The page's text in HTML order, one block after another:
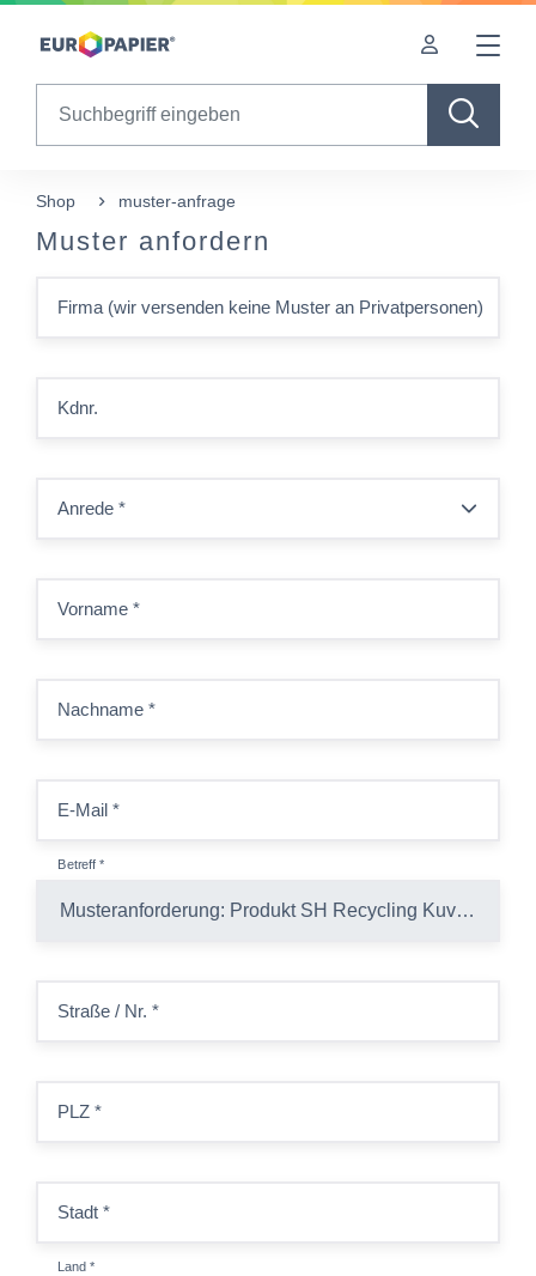
Table Of Content
Shop muster-anfrage
Muster anfordern
Firma (wir versenden keine Muster an Privatpersonen)
Kdnr.
Anrede *
Vorname *
Nachname *
E-Mail *
Betreff*
Straße / Nr. *
PLZ *
Stadt *
Land *